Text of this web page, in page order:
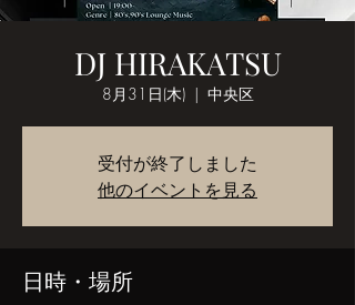
DJ HIRAKATSU
8月31日(木)
  |
中央区
受付が終了しました
他のイベントを見る
日時・場所